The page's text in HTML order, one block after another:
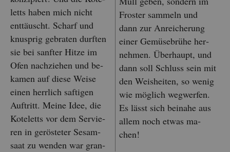
letts haben mich nicht
ent­täuscht. Scharf und
knusp­rig ge­bra­ten durf­ten
sie bei sanf­ter Hitze im
Ofen nach­zie­hen und be­
ka­men auf diese Weise
einen herr­lich saf­ti­gen
Auf­tritt. Meine Idee, die
Ko­te­letts vor dem Ser­vie­
ren in ge­rös­te­ter Se­sam­
saat zu wen­den war gran­
Fros­ter sam­meln und
dann zur An­rei­che­rung
einer Ge­mü­se­brü­he her­
neh­men. Über­haupt, und
dann soll Schluss sein mit
den Weis­hei­ten, so wenig
wie mög­lich weg­wer­fen.
Es lässt sich bei­na­he aus
allem noch etwas ma­
chen!